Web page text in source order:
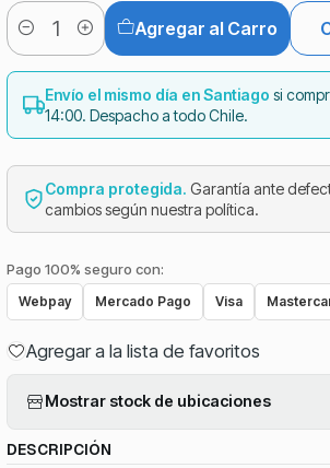
Cantidad
Agregar al Carro
Envío el mismo día en Santiago si
14:00. Despacho a todo Chile.
Compra protegida. Garantía ante
cambios según nuestra política.
Pago 100% seguro con:
Webpay Mercado Pago Visa
Agregar a la lista de favoritos
Mostrar stock de ubicaciones
DESCRIPCIÓN